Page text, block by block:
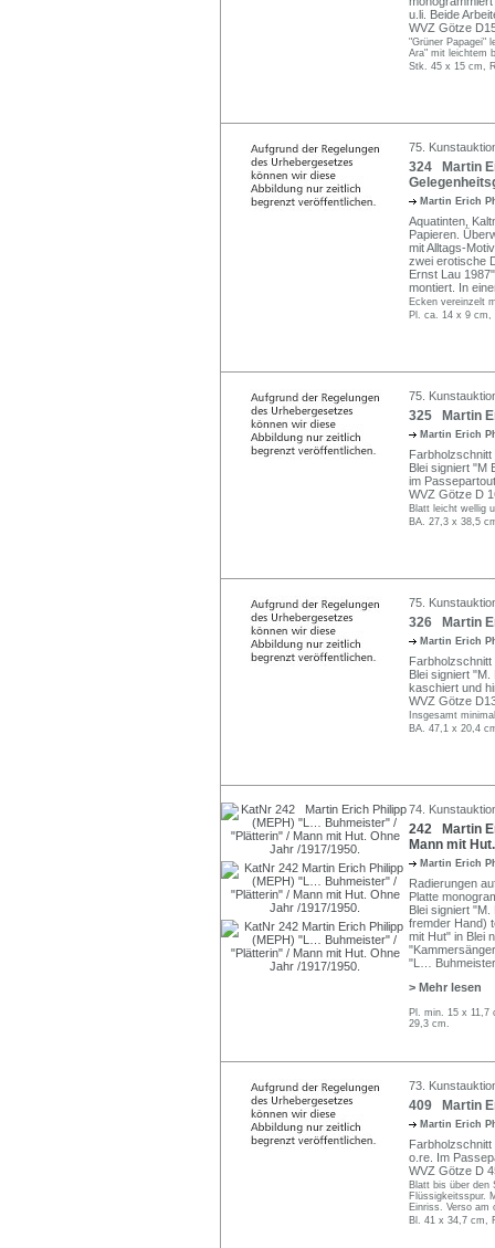
u.li. Beide
WVZ Götze
"Grüner Papagei"
Ara" mit leichtem
Stk. 45 x 15 cm,
75.
324 Martin
Martin Erich
Aquatinten,
Papieren.
mit Alltags-
zwei erotische
Ernst Lau
montiert. In
Ecken vereinzelt
Pl. ca. 14 x 9
75.
325 Martin
Martin Erich
Blei signiert "M
im
WVZ Götze D
Blatt leicht wellig
BA. 27,3 x 38,5
75.
326 Martin
Martin Erich
Blei signiert "M.
kaschiert und
WVZ Götze
Insgesamt
BA. 47,1 x 20,4
74.
242 Martin
Mann mit
Martin Erich
Radierungen
Platte
Blei signiert
fremder Hand)
mit Hut" in Blei
"L…
> Mehr lesen
Pl. min. 15 x
29,3 cm.
73.
409 Martin
Martin Erich
Farbholzschnitt
o.re. Im
WVZ Götze D
Blatt bis über den
Flüssigkeitsspur.
Einriss. Verso am
Bl. 41 x 34,7 cm,